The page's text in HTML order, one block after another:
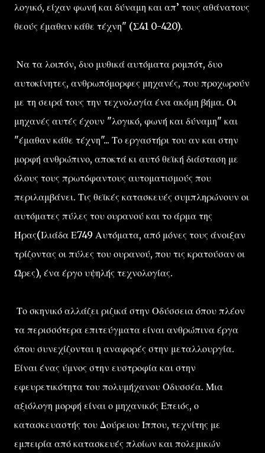
λογικό, είχαν φωνή και δύναμη και απ’ τους αθάνατους
θεούς έμαθαν κάθε τέχνη" (Σ41 0-420).
Να τα λοιπόν, δυο μυθικά αυτόματα ρομπότ, δυο
αυτοκίνητες, ανθρωπόμορφες μηχανές, που προχωρούν
με τη σειρά τους την τεχνολογία ένα ακόμη βήμα. Οι
μηχανές αυτές έχουν "λογικό, φωνή και δύναμη" και
"έμαθαν κάθε τέχνη"... Το εργαστήρι του αν και στην
μορφή ανθρώπινο, αποκτά κι αυτό θεϊκή διάσταση με
όλους τους πρωτόφαντους αυτοματισμούς που
περιλαμβάνει. Τις θεϊκές κατασκευές συμπληρώνουν οι
αυτόματες πύλες του ουρανού και το άρμα της
Ήρας(Ιλιάδα Ε749 Αυτόματα, από μόνες τους άνοιξαν
τρίζοντας οι πύλες του ουρανού, που τις κρατούσαν οι
Ώρες), ένα έργο υψηλής τεχνολογίας.
Το σκηνικό αλλάζει ριζικά στην Οδύσσεια όπου πλέον
τα περισσότερα επιτεύγματα είναι ανθρώπινα έργα
όπου συνεχίζονται η αναφορές στην μεταλλουργία.
Είναι ένας ύμνος στην ευστροφία και στην
εφευρετικότητα του πολυμήχανου Οδυσσέα. Μια
αξιόλογη μορφή είναι ο μηχανικός Επειός, ο
κατασκευαστής του Δούρειου Ίππου, τεχνίτης με
εμπειρία από κατασκευές πλοίων και πολεμικών